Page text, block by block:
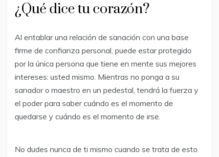
¿Qué dice tu corazón?
Al entablar una relación de sanación con una base
firme de confianza personal, puede estar protegido
por la única persona que tiene en mente sus mejores
intereses: usted mismo. Mientras no ponga a su
sanador o maestro en un pedestal, tendrá la fuerza y ​​
el poder para saber cuándo es el momento de
quedarse y cuándo es el momento de irse.
No dudes nunca de ti mismo cuando se trata de esto.